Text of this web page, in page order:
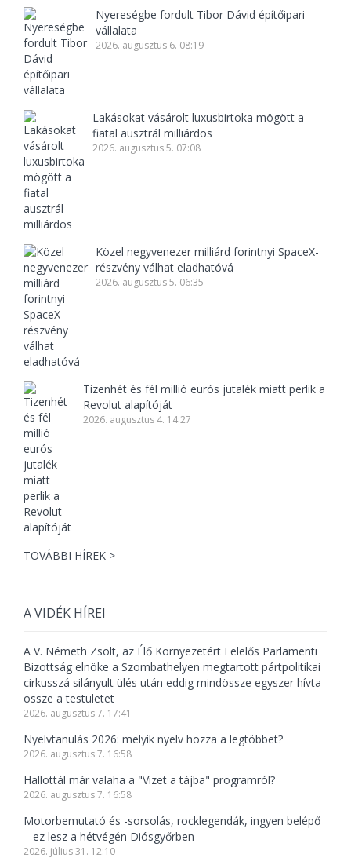
Nyereségbe fordult Tibor Dávid építőipari
vállalata
2026. augusztus 6. 08:19
Lakásokat vásárolt luxusbirtoka mögött a
fiatal ausztrál milliárdos
2026. augusztus 5. 07:08
Közel negyvenezer milliárd forintnyi SpaceX-
részvény válhat eladhatóvá
2026. augusztus 5. 06:35
Tizenhét és fél millió eurós jutalék miatt perlik a
Revolut alapítóját
2026. augusztus 4. 14:27
TOVÁBBI HÍREK >
A VIDÉK HÍREI
A V. Németh Zsolt, az Élő Környezetért Felelős Parlamenti
Bizottság elnöke a Szombathelyen megtartott pártpolitikai
cirkusszá silányult ülés után eddig mindössze egyszer hívta
össze a testületet
2026. augusztus 7. 17:41
Nyelvtanulás 2026: melyik nyelv hozza a legtöbbet?
2026. augusztus 7. 16:58
Hallottál már valaha a "Vizet a tájba" programról?
2026. augusztus 7. 16:58
Motorbemutató és -sorsolás, rocklegendák, ingyen belépő
– ez lesz a hétvégén Diósgyőrben
2026. július 31. 12:10